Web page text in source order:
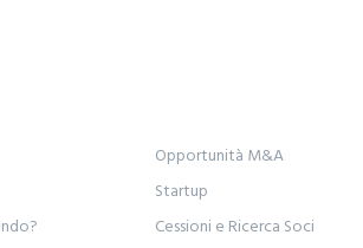
Opportunità M&A
Startup
Cessioni e Ricerca Soci